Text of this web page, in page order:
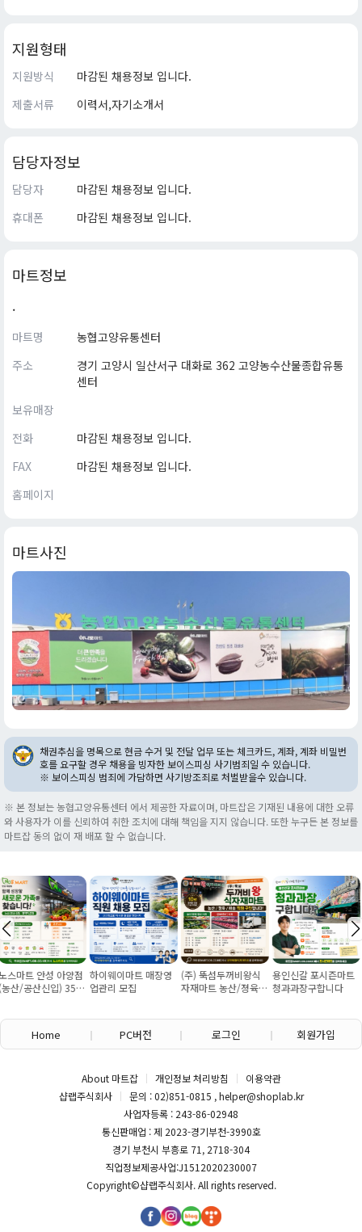
지원형태
지원방식
마감된 채용정보 입니다.
제출서류
이력서,자기소개서
담당자정보
담당자
마감된 채용정보 입니다.
휴대폰
마감된 채용정보 입니다.
마트정보
.
마트명
농협고양유통센터
주소
경기 고양시 일산서구 대화로 362 고양농수산물종합유통
센터
보유매장
전화
마감된 채용정보 입니다.
FAX
마감된 채용정보 입니다.
홈페이지
마트사진
채권추심을 명목으로 현금 수거 및 전달 업무 또는 체크카드, 계좌, 계좌 비밀번
호를 요구할 경우 채용을 빙자한 보이스피싱 사기범죄일 수 있습니다.
※ 보이스피싱 범죄에 가담하면 사기방조죄로 처벌받을수 있습니다.
※ 본 정보는 농협고양유통센터 에서 제공한 자료이며, 마트잡은 기재된 내용에 대한 오류
와 사용자가 이를 신뢰하여 취한 조치에 대해 책임을 지지 않습니다. 또한 누구든 본 정보를
마트잡 동의 없이 재 배포 할 수 없습니다.
하이웨이마트 매장영
업관리 모집
(주) 뚝섬두꺼비왕식
자재마트 농산/졍육/
용인신갈 포시즌마트
청과과장구합니다
회.초밥 실장님. 보
판매소분포장 여사
Home PC버전 로그인 회원가입
About 마트잡 개인정보 처리방침
이용약관
샵랩주식회사
문의 : 02)851-0815 , helper@shoplab.kr
사업자등록 : 243-86-02948
통신판매업 : 제 2023-경기부천-3990호
경기 부천시 부흥로 71, 2718-304
직업정보제공사업:J1512020230007
Copyright©샵랩주식회사. All rights reserved.